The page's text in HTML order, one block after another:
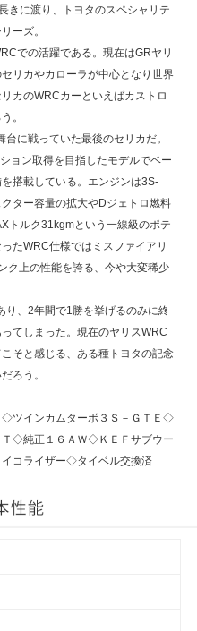
きに渡り、トヨタのスペシャリテ
ーズ。
での活躍である。現在はGRヤリ
リカやカローラが中心となり世界
カのWRCカーといえばカストロ
。
に戦っていた最後のセリカだ。
ョン取得を目指したモデルでベー
搭載している。エンジンは3S-
ター容量の拡大やDジェトロ燃料
トルク31kgmという一線級のポテ
たWRC仕様ではミスファイアリ
ク上の性能を誇る、今や大変稀少
り、2年間で1勝を挙げるのみに終
てしまった。現在のヤリスWRC
そと感じる、ある種トヨタの記念
ろう。
ツインカムターボ３Ｓ－ＧＴＥ◇
◇純正１６ＡＷ◇ＫＥＦサブウー
コライザー◇タイベル交換済